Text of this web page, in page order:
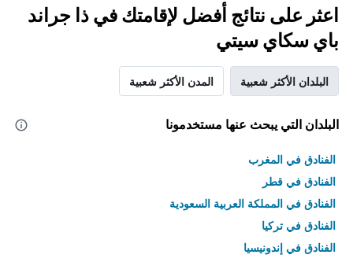
اعثر على نتائج أفضل لإقامتك في ذا جراند
باي سكاي سيتي
البلدان الأكثر شعبية المدن الأكثر شعبية
البلدان التي يبحث عنها مستخدمونا
الفنادق في المغرب
الفنادق في قطر
الفنادق في المملكة العربية السعودية
الفنادق في تركيا
الفنادق في إندونيسيا